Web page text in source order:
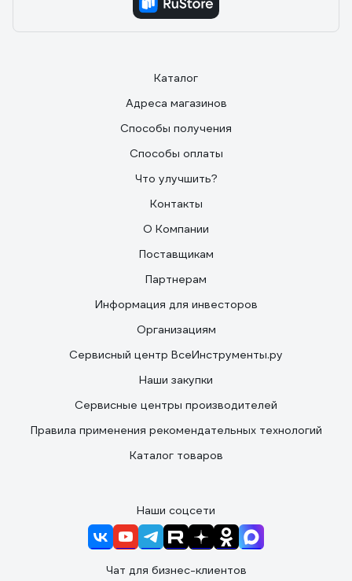
Каталог
Адреса магазинов
Способы получения
Способы оплаты
Что улучшить?
Контакты
О Компании
Поставщикам
Партнерам
Информация для инвесторов
Организациям
Сервисный центр ВсеИнструменты.ру
Наши закупки
Сервисные центры производителей
Правила применения рекомендательных технологий
Каталог товаров
Наши соцсети
Чат для бизнес-клиентов